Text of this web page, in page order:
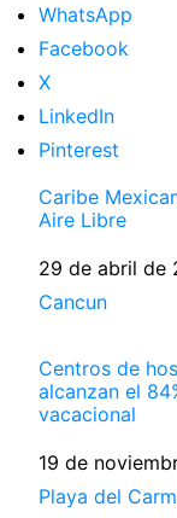
WhatsApp
Facebook
X
LinkedIn
Pinterest
Caribe
Aire Libre
Fecha
29 de abril de
Respecto a
Cancun
Centros de
alcanzan el
vacacional
Fecha
19 de
Respecto a
Playa del